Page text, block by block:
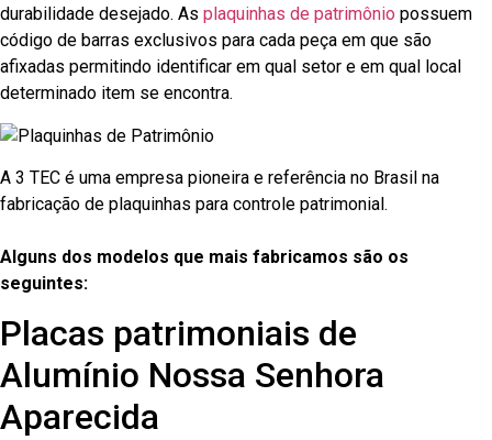
durabilidade desejado. As plaquinhas de patrimônio possuem
código de barras exclusivos para cada peça em que são
afixadas permitindo identificar em qual setor e em qual local
determinado item se encontra.
A 3 TEC é uma empresa pioneira e referência no Brasil na
fabricação de plaquinhas para controle patrimonial.
Alguns dos modelos que mais fabricamos são os
seguintes:
Placas patrimoniais de
Alumínio Nossa Senhora
Aparecida